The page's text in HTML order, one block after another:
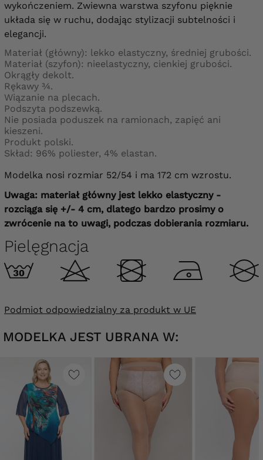
wykończeniem. Zwiewna warstwa szyfonu pięknie
układa się w ruchu, dodając stylizacji subtelności i
elegancji.
Materiał (główny): lekko elastyczny, średniej grubości.
Materiał (szyfon): nieelastyczny, cienkiej grubości.
Okrągły dekolt.
Rękawy ¾.
Wiązanie na plecach.
Podszyta podszewką.
Nie posiada poduszek na ramionach, zapięć ani
kieszeni.
Produkt polski.
Skład: 96% poliester, 4% elastan.
Modelka nosi rozmiar 52/54 i ma 172 cm wzrostu.
Uwaga: materiał główny jest lekko elastyczny -
rozciąga się +/- 4 cm, dlatego bardzo prosimy o
zwrócenie na to uwagi, podczas dobierania rozmiaru.
Pielęgnacja
Podmiot odpowiedzialny za produkt w UE
MODELKA JEST UBRANA W: